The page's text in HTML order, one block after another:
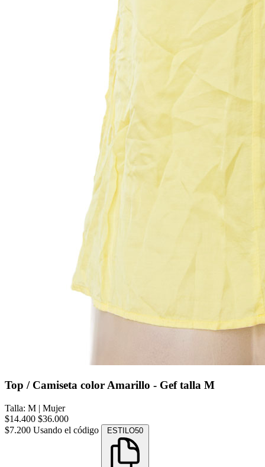
Top / Camiseta color Amarillo - Gef talla M
Talla: M | Mujer
$14.400 $36.000
$7.200 Usando el código ESTILO50